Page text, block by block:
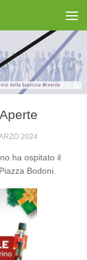
2024
ha ospitato il
Bodoni.